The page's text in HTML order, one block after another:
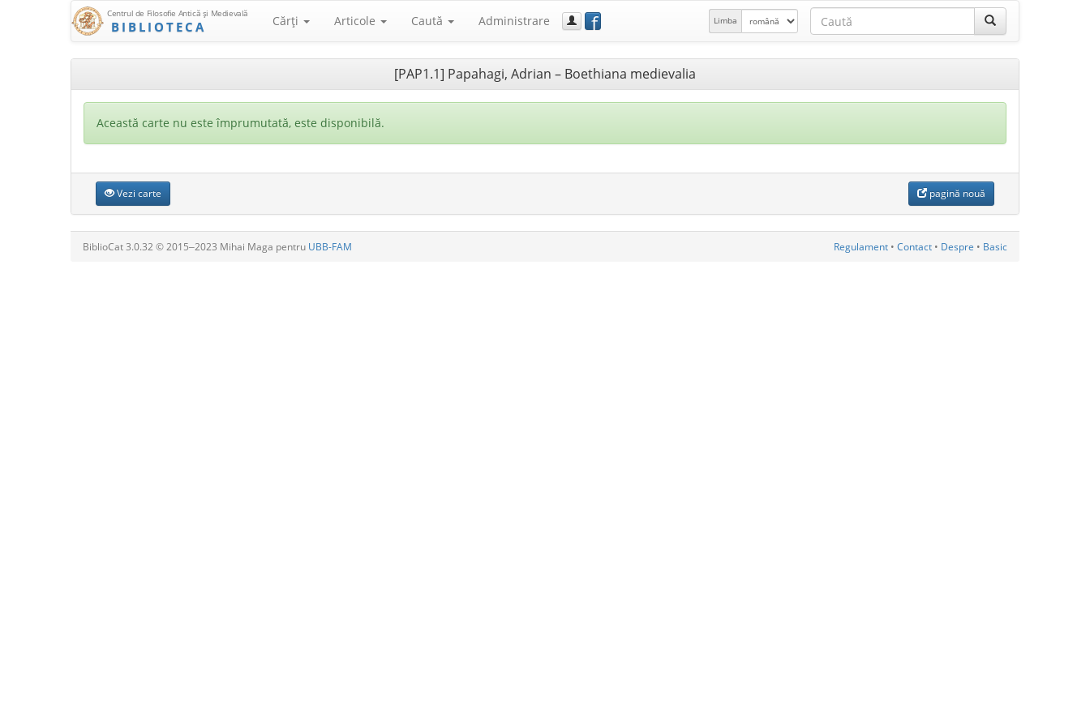
Centrul de Filosofie Antică şi Medievală
BIBLIOTECA Cărţi Articole Caută Administrare f Limba
[PAP1.1] Papahagi, Adrian – Boethiana medievalia
Această carte nu este împrumutată, este disponibilă.
Vezi carte pagină nouă
BiblioCat 3.0.32 © 2015‒2023 Mihai Maga pentru UBB-FAM Regulament • Contact • Despre • Basic